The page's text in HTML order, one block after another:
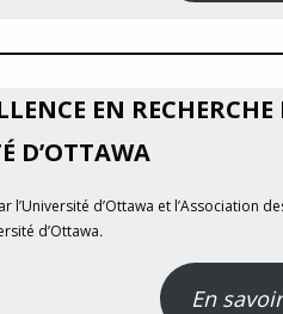
EN RECHERCHE
D’OTTAWA
l’Université d’Ottawa et l’Association
d’Ottawa.
En